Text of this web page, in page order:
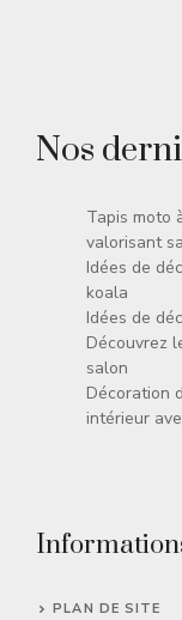
Nos
Tapis moto
valorisant
Idées de
koala
Idées de
Découvrez
salon
Décoration
intérieur
PLAN DE SITE